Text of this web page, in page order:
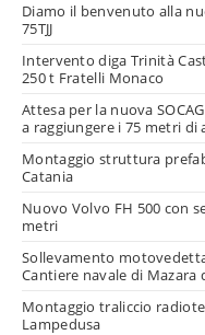
Diamo il benvenuto alla
75TJJ
Intervento diga Trinità
250 t Fratelli Monaco
Attesa per la nuova
a raggiungere i 75 metri di
Montaggio struttura
Catania
Nuovo Volvo FH 500 con
metri
Sollevamento
Cantiere navale di Mazara
Montaggio traliccio
Lampedusa